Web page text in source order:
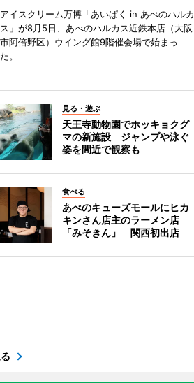
アイスクリーム万博「あいぱく in あべのハルカ
ス」が8月5日、あべのハルカス近鉄本店（大阪
市阿倍野区）ウイング館9階催会場で始まっ
た。
見る・遊ぶ
天王寺動物園でホッキョクグ
マの新施設 ジャンプや泳ぐ
姿を間近で観察も
食べる
あべのキューズモールにヒカ
キンさん店主のラーメン店
「みそきん」 関西初出店